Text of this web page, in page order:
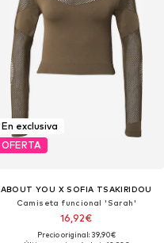
En exclusiva
OFERTA
ABOUT YOU X SOFIA TSAKIRIDOU
Camiseta funcional 'Sarah'
16,92€
Precio original: 39,90€